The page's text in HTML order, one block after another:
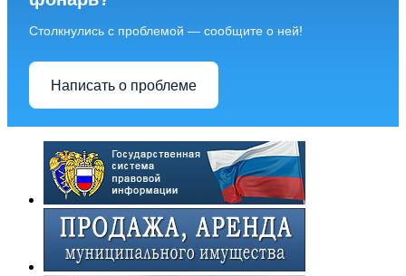
Столкнулись с проблемой — сообщите о ней!
Написать о проблеме